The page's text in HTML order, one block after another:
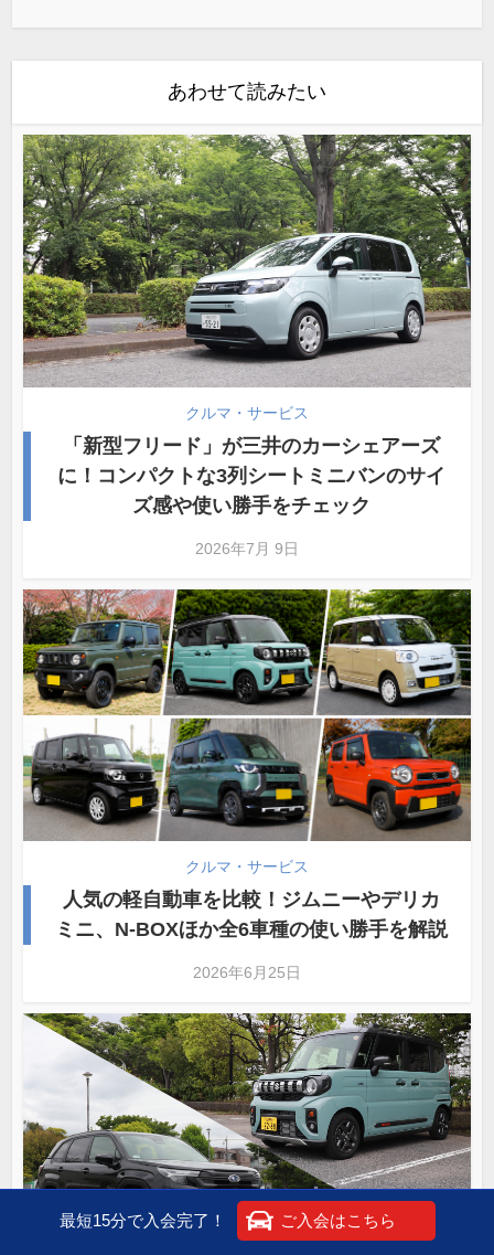
あわせて読みたい
クルマ・サービス
「新型フリード」が三井のカーシェアーズ
に！コンパクトな3列シートミニバンのサイ
ズ感や使い勝手をチェック
2026年7月 9日
クルマ・サービス
人気の軽自動車を比較！ジムニーやデリカ
ミニ、N-BOXほか全6車種の使い勝手を解説
2026年6月25日
最短15分で入会完了！ ご入会はこちら